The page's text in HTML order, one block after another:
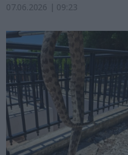
07.06.2026 | 09:23